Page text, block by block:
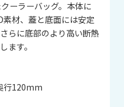
ーラーバッグ。本体に
材、蓋と底面には安定
らに底部のより高い断熱
ます。
120mm